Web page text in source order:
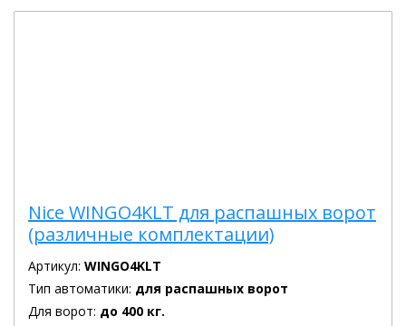
Nice WINGO4KLT для распашных ворот
(различные комплектации)
Артикул: WINGO4KLT
Тип автоматики: для распашных ворот
Для ворот: до 400 кг.